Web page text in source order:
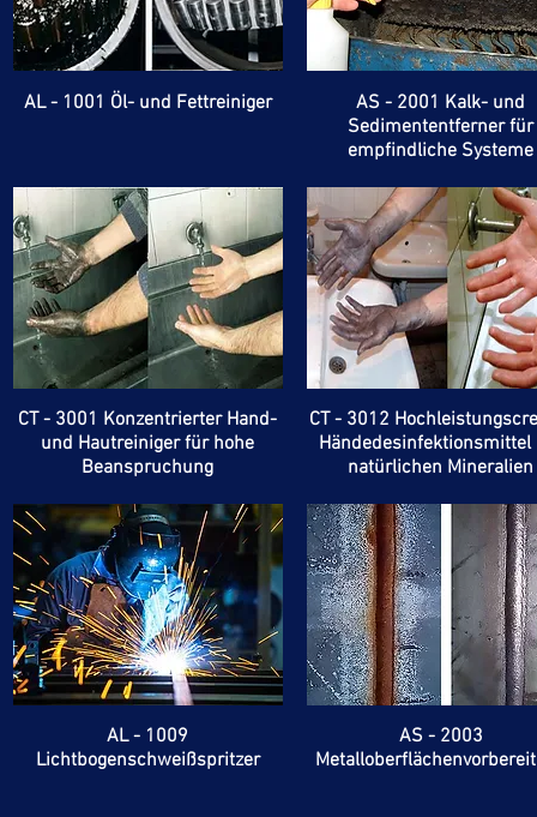
AL - 1001 Öl- und Fettreiniger
AS - 2001 Kalk- und
Sedimententferner für
empfindliche Systeme
CT - 3001 Konzentrierter Hand-
und Hautreiniger für hohe
Beanspruchung
CT - 3012
Händedesinfektionsmittel
natürlichen Mineralien
AL - 1009
Lichtbogenschweißspritzer
AS - 2003